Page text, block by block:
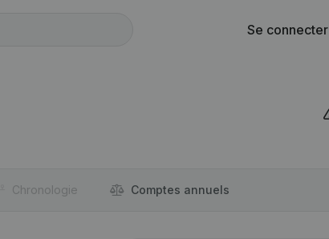
Se connecter
Chronologie Comptes annuels